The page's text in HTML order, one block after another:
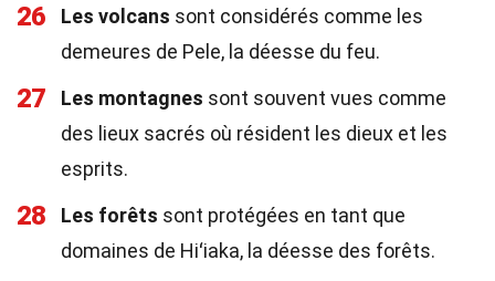
26 Les volcans sont considérés comme les
demeures de Pele, la déesse du feu.
27 Les montagnes sont souvent vues comme
des lieux sacrés où résident les dieux et les
esprits.
28 Les forêts sont protégées en tant que
domaines de Hiʻiaka, la déesse des forêts.